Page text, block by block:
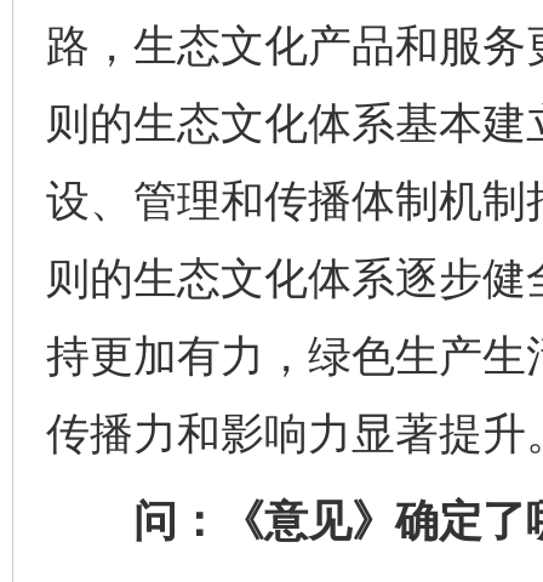
路，生态文化产品和服
则的生态文化体系基本
设、管理和传播体制机
则的生态文化体系逐步
持更加有力，绿色生产
传播力和影响力显著提升
问：《意见》确定了